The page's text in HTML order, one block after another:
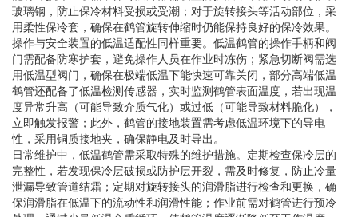
玻璃钢，防止保冷材料受损或受潮；对于旋转接头等活动部位，采
用柔性保冷套，确保在鹤管旋转伸缩时仍能保持良好的保冷效果。
操作与安全装置的低温适配性同样重要。低温鹤管的操作手柄和阀
门需配备防寒护套，避免操作人员在作业时冻伤；紧急切断阀需选
用低温型阀门，确保在极端低温下能快速可靠关闭，部分高端低温
鹤管还配备了低温检测传感器，实时监测鹤管表面温度，若出现温
度异常升高（可能导致介质气化）或过低（可能导致材料脆化），
立即触发报警；此外，鹤管的接地装置需考虑低温环境下的导电
性，采用铜质接地夹，确保静电及时导出。
日常维护中，低温鹤管需采取特殊的维护措施。定期检查保冷层的
完整性，若发现保冷层破损或防护层开裂，需及时修复，防止冷量
泄漏导致管道结霜；定期对旋转接头的润滑脂进行检查和更换，确
保润滑脂在低温下的流动性和润滑性能；作业前需对鹤管进行预冷